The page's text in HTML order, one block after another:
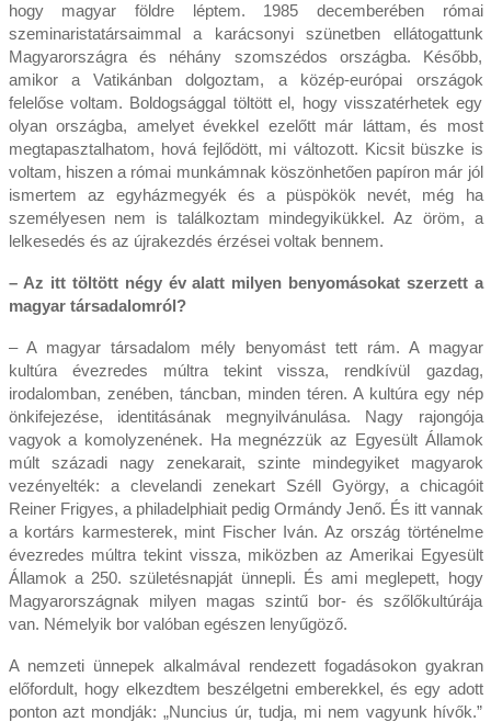
hogy magyar földre léptem. 1985 decemberében római
szeminaristatársaimmal a karácsonyi szünetben ellátogattunk
Magyarországra és néhány szomszédos országba. Később,
amikor a Vatikánban dolgoztam, a közép-európai országok
felelőse voltam. Boldogsággal töltött el, hogy visszatérhetek egy
olyan országba, amelyet évekkel ezelőtt már láttam, és most
megtapasztalhatom, hová fejlődött, mi változott. Kicsit büszke is
voltam, hiszen a római munkámnak köszönhetően papíron már jól
ismertem az egyházmegyék és a püspökök nevét, még ha
személyesen nem is találkoztam mindegyikükkel. Az öröm, a
lelkesedés és az újrakezdés érzései voltak bennem.
– Az itt töltött négy év alatt milyen benyomásokat szerzett a
magyar társadalomról?
– A magyar társadalom mély benyomást tett rám. A magyar
kultúra évezredes múltra tekint vissza, rendkívül gazdag,
irodalomban, zenében, táncban, minden téren. A kultúra egy nép
önkifejezése, identitásának megnyilvánulása. Nagy rajongója
vagyok a komolyzenének. Ha megnézzük az Egyesült Államok
múlt századi nagy zenekarait, szinte mindegyiket magyarok
vezényelték: a clevelandi zenekart Széll György, a chicagóit
Reiner Frigyes, a philadelphiait pedig Ormándy Jenő. És itt vannak
a kortárs karmesterek, mint Fischer Iván. Az ország történelme
évezredes múltra tekint vissza, miközben az Amerikai Egyesült
Államok a 250. születésnapját ünnepli. És ami meglepett, hogy
Magyarországnak milyen magas szintű bor- és szőlőkultúrája
van. Némelyik bor valóban egészen lenyűgöző.
A nemzeti ünnepek alkalmával rendezett fogadásokon gyakran
előfordult, hogy elkezdtem beszélgetni emberekkel, és egy adott
ponton azt mondják: „Nuncius úr, tudja, mi nem vagyunk hívők.”